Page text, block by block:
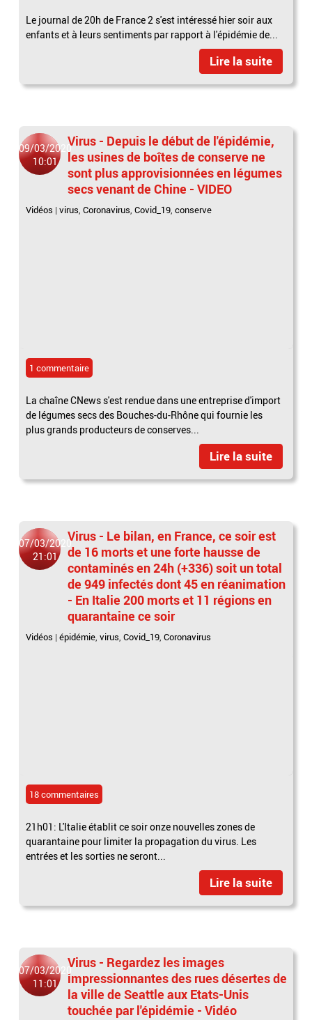
Le journal de 20h de France 2 s'est intéressé hier soir aux
enfants et à leurs sentiments par rapport à l'épidémie de...
Lire la suite
09/03/2020
10:01
Virus - Depuis le début de l'épidémie,
les usines de boîtes de conserve ne
sont plus approvisionnées en légumes
secs venant de Chine - VIDEO
Vidéos |virus,Coronavirus,Covid_19,conserve
1 commentaire
La chaîne CNews s'est rendue dans une entreprise d'import
de légumes secs des Bouches-du-Rhône qui fournie les
plus grands producteurs de conserves...
Lire la suite
07/03/2020
21:01
Virus - Le bilan, en France, ce soir est
de 16 morts et une forte hausse de
contaminés en 24h (+336) soit un total
de 949 infectés dont 45 en réanimation
- En Italie 200 morts et 11 régions en
quarantaine ce soir
Vidéos |épidémie ,virus ,Covid_19 ,Coronavirus
18 commentaires
21h01: L'Italie établit ce soir onze nouvelles zones de
quarantaine pour limiter la propagation du virus. Les
entrées et les sorties ne seront...
Lire la suite
07/03/2020
11:01
Virus - Regardez les images
impressionnantes des rues désertes de
la ville de Seattle aux Etats-Unis
touchée par l'épidémie - Vidéo